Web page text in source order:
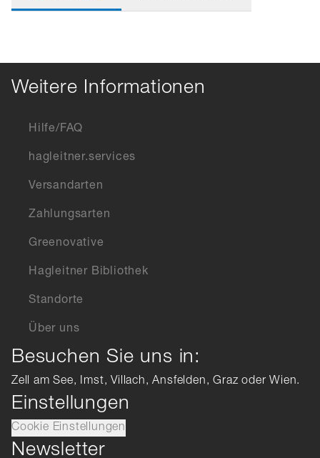
Weitere Informationen
Hilfe/FAQ
hagleitner.services
Versandarten
Zahlungsarten
Greenovative
Hagleitner Bibliothek
Standorte
Über uns
Besuchen Sie uns in:
Zell am See, Imst, Villach, Ansfelden, Graz oder Wien.
Einstellungen
Cookie Einstellungen
Newsletter